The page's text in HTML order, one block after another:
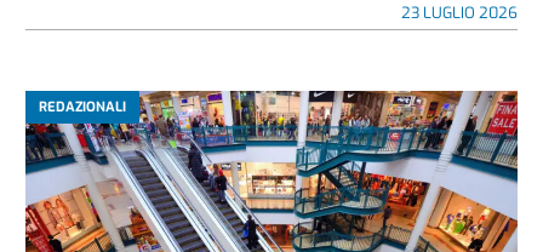
23 LUGLIO 2026
REDAZIONALI